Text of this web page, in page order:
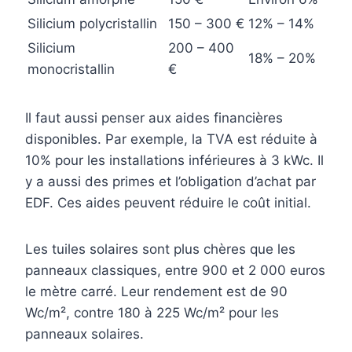
Silicium polycristallin
150 – 300 € 12% – 14%
Silicium
monocristallin
200 – 400
€
18% – 20%
Il faut aussi penser aux aides financières
disponibles. Par exemple, la TVA est réduite à
10% pour les installations inférieures à 3 kWc. Il
y a aussi des primes et l’obligation d’achat par
EDF. Ces aides peuvent réduire le coût initial.
Les tuiles solaires sont plus chères que les
panneaux classiques, entre 900 et 2 000 euros
le mètre carré. Leur rendement est de 90
Wc/m², contre 180 à 225 Wc/m² pour les
panneaux solaires.